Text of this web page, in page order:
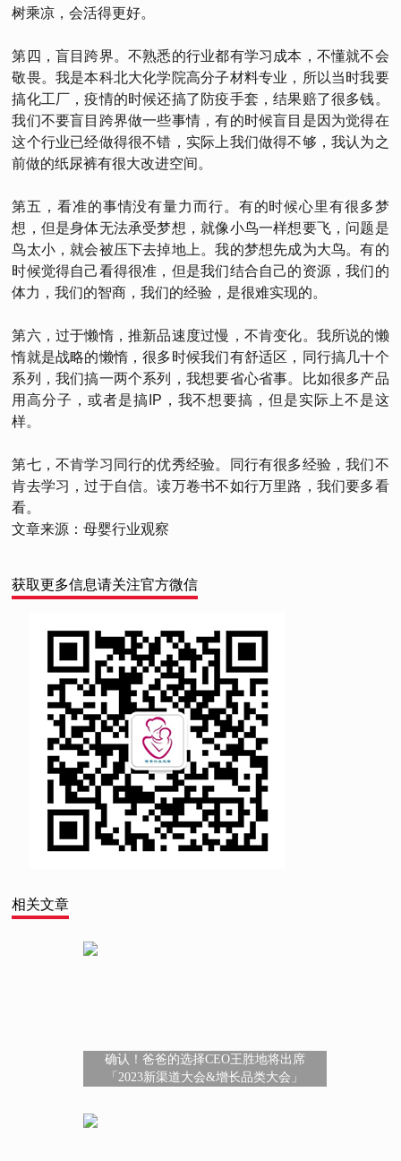
树乘凉，会活得更好。
第四，盲目跨界。不熟悉的行业都有学习成本，不懂就不会
敬畏。我是本科北大化学院高分子材料专业，所以当时我要
搞化工厂，疫情的时候还搞了防疫手套，结果赔了很多钱。
我们不要盲目跨界做一些事情，有的时候盲目是因为觉得在
这个行业已经做得很不错，实际上我们做得不够，我认为之
前做的纸尿裤有很大改进空间。
第五，看准的事情没有量力而行。有的时候心里有很多梦
想，但是身体无法承受梦想，就像小鸟一样想要飞，问题是
鸟太小，就会被压下去掉地上。我的梦想先成为大鸟。有的
时候觉得自己看得很准，但是我们结合自己的资源，我们的
体力，我们的智商，我们的经验，是很难实现的。
第六，过于懒惰，推新品速度过慢，不肯变化。我所说的懒
惰就是战略的懒惰，很多时候我们有舒适区，同行搞几十个
系列，我们搞一两个系列，我想要省心省事。比如很多产品
用高分子，或者是搞IP，我不想要搞，但是实际上不是这
样。
第七，不肯学习同行的优秀经验。同行有很多经验，我们不
肯去学习，过于自信。读万卷书不如行万里路，我们要多看
看。
文章来源：母婴行业观察
获取更多信息请关注官方微信
相关文章
确认！爸爸的选择CEO王胜地将出席
「2023新渠道大会&增长品类大会」